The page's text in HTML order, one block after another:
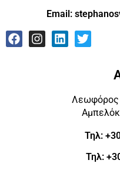
Email:
Λεωφόρος
Τηλ:
Τηλ: